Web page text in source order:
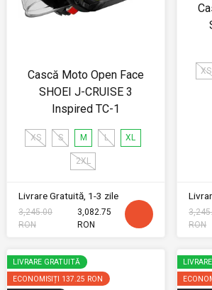
Cască Moto Open Face
SHOEI J-CRUISE 3
Inspired TC-1
XS S M L XL
2XL
Livrare Gratuită, 1-3 zile
3,245.00
RON
3,082.75
RON
XS
RON
LIVRARE GRATUITĂ
ECONOMISIȚI 137.25 RON